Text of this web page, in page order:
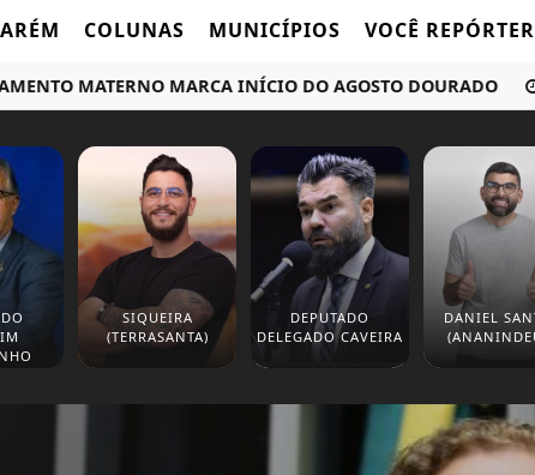
COLUNAS MUNICÍPIOS VOCÊ REPÓRTER
MATERNO MARCA INÍCIO DO AGOSTO DOURADO
SIQUEIRA
(TERRASANTA)
DEPUTADO
DELEGADO CAVEIRA
DANIEL